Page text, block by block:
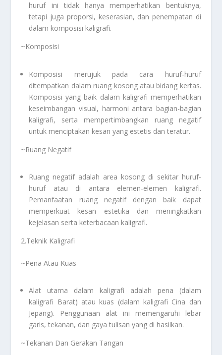
huruf ini tidak hanya memperhatikan bentuknya,
tetapi juga proporsi, keserasian, dan penempatan di
dalam komposisi kaligrafi.
~Komposisi
Komposisi merujuk pada cara huruf-huruf
ditempatkan dalam ruang kosong atau bidang kertas.
Komposisi yang baik dalam kaligrafi memperhatikan
keseimbangan visual, harmoni antara bagian-bagian
kaligrafi, serta mempertimbangkan ruang negatif
untuk menciptakan kesan yang estetis dan teratur.
~Ruang Negatif
Ruang negatif adalah area kosong di sekitar huruf-
huruf atau di antara elemen-elemen kaligrafi.
Pemanfaatan ruang negatif dengan baik dapat
memperkuat kesan estetika dan meningkatkan
kejelasan serta keterbacaan kaligrafi.
2.Teknik Kaligrafi
~Pena Atau Kuas
Alat utama dalam kaligrafi adalah pena (dalam
kaligrafi Barat) atau kuas (dalam kaligrafi Cina dan
Jepang). Penggunaan alat ini memengaruhi lebar
garis, tekanan, dan gaya tulisan yang di hasilkan.
~Tekanan Dan Gerakan Tangan